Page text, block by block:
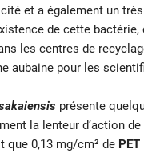
et a également un
de cette
les centres de
aubaine pour les
présente
la lenteur d’action de
que 0,13 mg/cm² de PET